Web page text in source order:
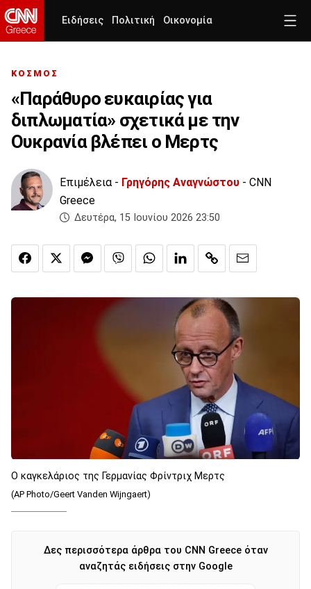
Ειδήσεις Πολιτική Οικονομία
ΚΟΣΜΟΣ
«Παράθυρο ευκαιρίας για
διπλωματία» σχετικά με την
Ουκρανία βλέπει ο Μερτς
Επιμέλεια - Γρηγόρης Αναγνώστου - CNN
Greece
Δευτέρα, 15 Ιουνίου 2026 23:50
Ο καγκελάριος της Γερμανίας Φρίντριχ Μερτς
(AP Photo/Geert Vanden Wijngaert)
Δες περισσότερα άρθρα του CNN Greece όταν
αναζητάς ειδήσεις στην Google